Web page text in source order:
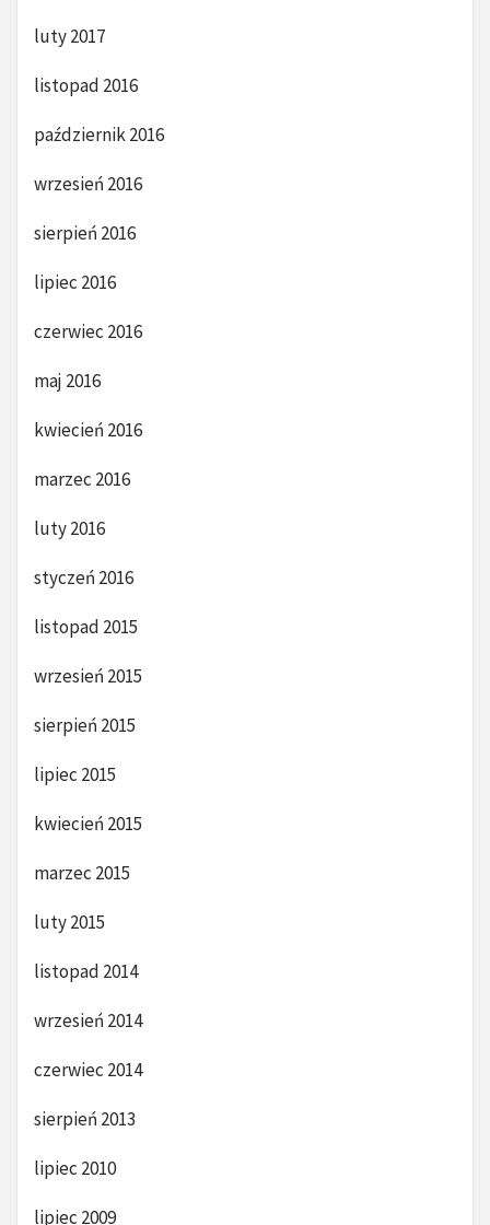
luty 2017
listopad 2016
październik 2016
wrzesień 2016
sierpień 2016
lipiec 2016
czerwiec 2016
maj 2016
kwiecień 2016
marzec 2016
luty 2016
styczeń 2016
listopad 2015
wrzesień 2015
sierpień 2015
lipiec 2015
kwiecień 2015
marzec 2015
luty 2015
listopad 2014
wrzesień 2014
czerwiec 2014
sierpień 2013
lipiec 2010
lipiec 2009